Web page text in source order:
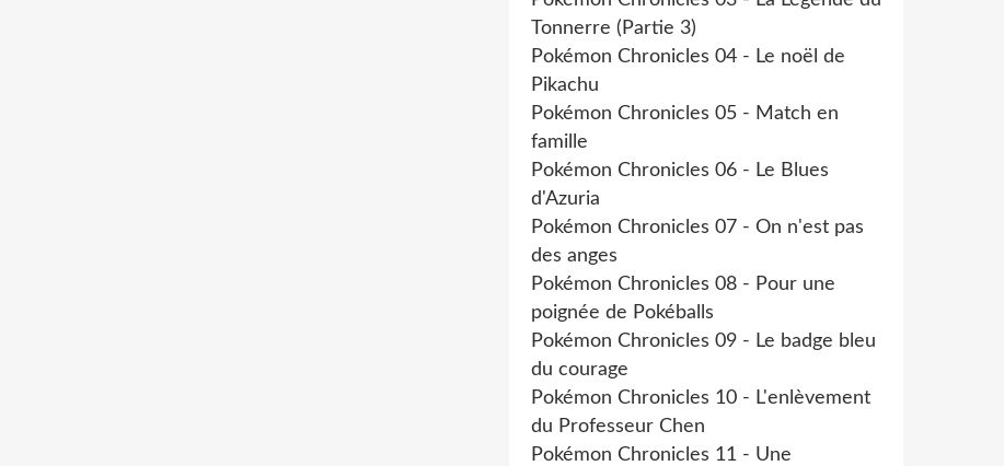
Tonnerre (Partie 3)
Pokémon Chronicles 04 - Le noël de
Pikachu
Pokémon Chronicles 05 - Match en
famille
Pokémon Chronicles 06 - Le Blues
d'Azuria
Pokémon Chronicles 07 - On n'est pas
des anges
Pokémon Chronicles 08 - Pour une
poignée de Pokéballs
Pokémon Chronicles 09 - Le badge bleu
du courage
Pokémon Chronicles 10 - L'enlèvement
du Professeur Chen
Pokémon Chronicles 11 - Une